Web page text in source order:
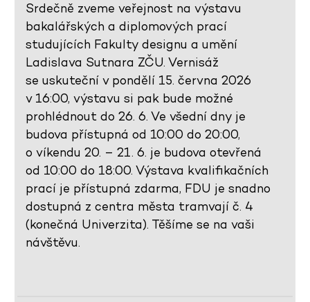
Srdečně zveme veřejnost na výstavu
bakalářských a diplomových prací
studujících Fakulty designu a umění
Ladislava Sutnara ZČU. Vernisáž
se uskuteční v pondělí 15. června 2026
v 16:00, výstavu si pak bude možné
prohlédnout do 26. 6. Ve všední dny je
budova přístupná od 10:00 do 20:00,
o víkendu 20. – 21. 6. je budova otevřená
od 10:00 do 18:00. Výstava kvalifikačních
prací je přístupná zdarma, FDU je snadno
dostupná z centra města tramvají č. 4
(konečná Univerzita). Těšíme se na vaši
návštěvu.